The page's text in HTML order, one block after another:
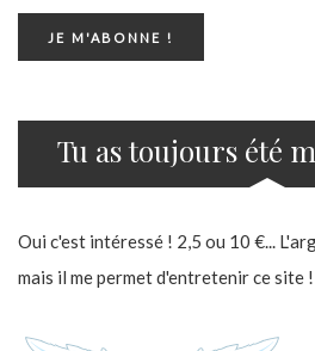
Tu as toujours été
Oui c'est intéressé ! 2,5 ou 10 €...
mais il me permet d'entretenir ce site !